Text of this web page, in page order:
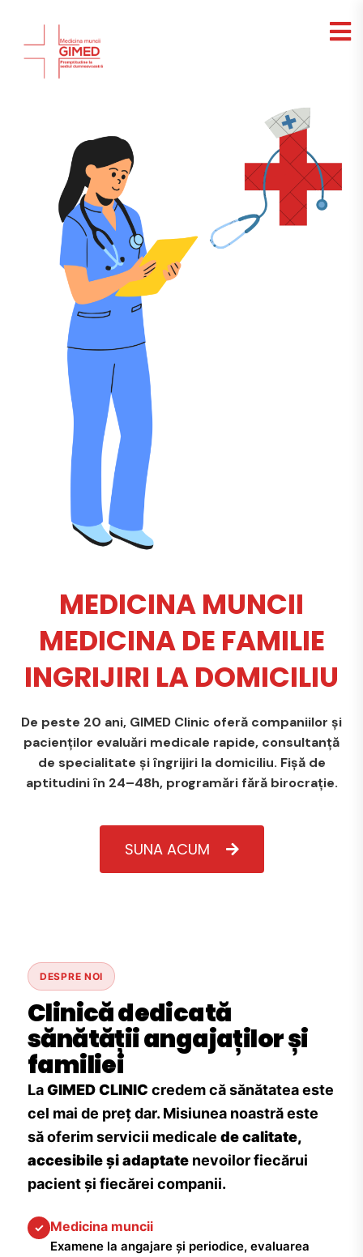
MEDICINA MUNCII
MEDICINA DE FAMILIE
INGRIJIRI LA DOMICILIU
De peste 20 ani, GIMED Clinic oferă companiilor și
pacienților evaluări medicale rapide, consultanță
de specialitate și îngrijiri la domiciliu. Fișă de
aptitudini în 24–48h, programări fără birocrație.
SUNA ACUM
DESPRE NOI
Clinică dedicată
sănătății angajaților și
familiei
LaGIMED CLINIC credem că sănătatea este
cel mai de preț dar. Misiunea noastră este
să oferim servicii medicale de calitate,
accesibile și adaptate nevoilor fiecărui
pacient și fiecărei companii.
✓ Medicina muncii
Examene la angajare și periodice, evaluarea